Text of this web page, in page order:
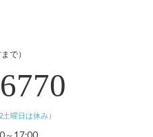
で）
2土曜日は休み）